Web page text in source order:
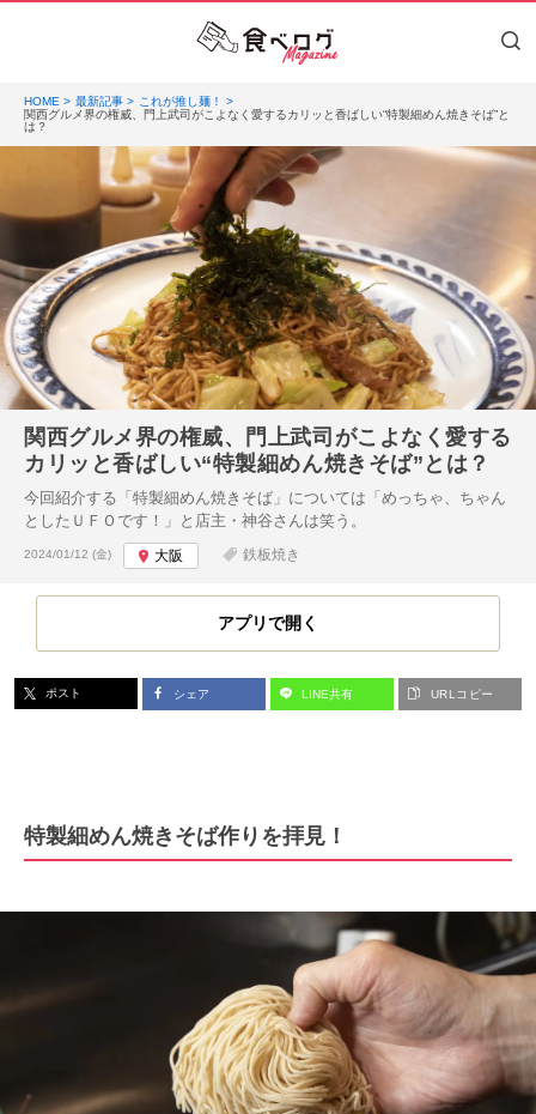
HOME 最新記事
これが推し麺！
関西グルメ界の権威、門上武司がこよなく愛するカリッと香ばしい“特製細めん焼きそば”と
は？
関西グルメ界の権威、門上武司がこよなく愛する
カリッと香ばしい“特製細めん焼きそば”とは？
今回紹介する「特製細めん焼きそば」については「めっちゃ、ちゃん
としたＵＦＯです！」と店主・神谷さんは笑う。
投稿日:
2024/01/12 (金) 大阪 鉄板焼き
アプリで開く
ポスト シェア LINE共有 URLコピー
特製細めん焼きそば作りを拝見！